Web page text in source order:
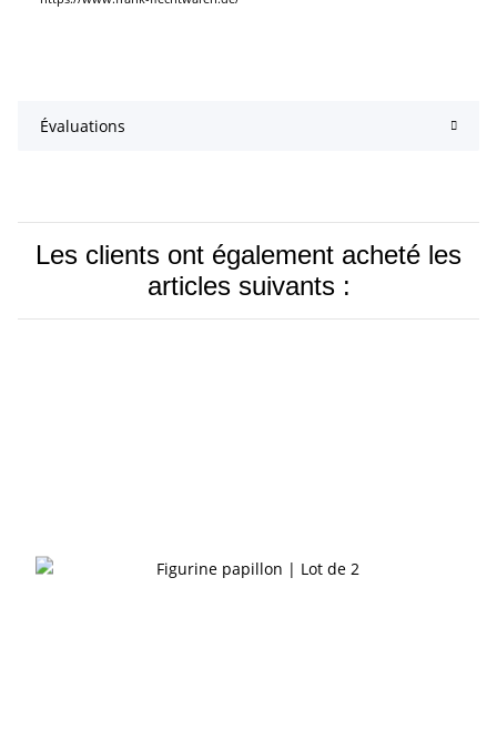
Évaluations
Les clients ont également acheté les
articles suivants :